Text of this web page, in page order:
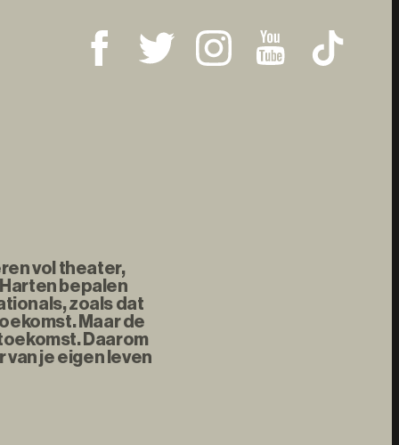
vol theater,
bepalen
zoals dat
Maar de
Daarom
je eigen leven